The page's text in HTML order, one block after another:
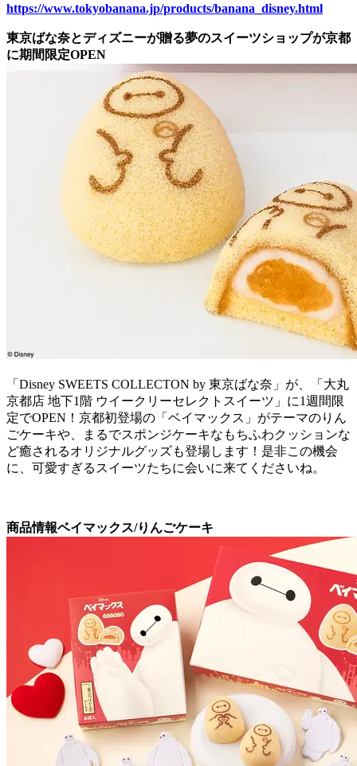
https://www.tokyobanana.jp/products/banana_disney.html
東京ばな奈とディズニーが贈る夢のスイーツショップが京都
に期間限定OPEN
「Disney SWEETS COLLECTON by 東京ばな奈」が、「大丸
京都店 地下1階 ウイークリーセレクトスイーツ」に1週間限
定でOPEN！京都初登場の「ベイマックス」がテーマのりん
ごケーキや、まるでスポンジケーキなもちふわクッションな
ど癒されるオリジナルグッズも登場します！是非この機会
に、可愛すぎるスイーツたちに会いに来てくださいね。
商品情報ベイマックス/りんごケーキ